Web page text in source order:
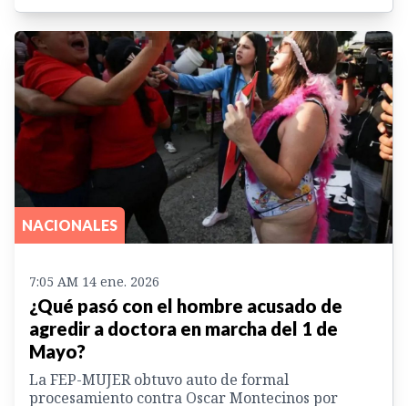
NACIONALES
7:05 AM 14 ene. 2026
¿Qué pasó con el hombre acusado de
agredir a doctora en marcha del 1 de
Mayo?
La FEP-MUJER obtuvo auto de formal
procesamiento contra Oscar Montecinos por